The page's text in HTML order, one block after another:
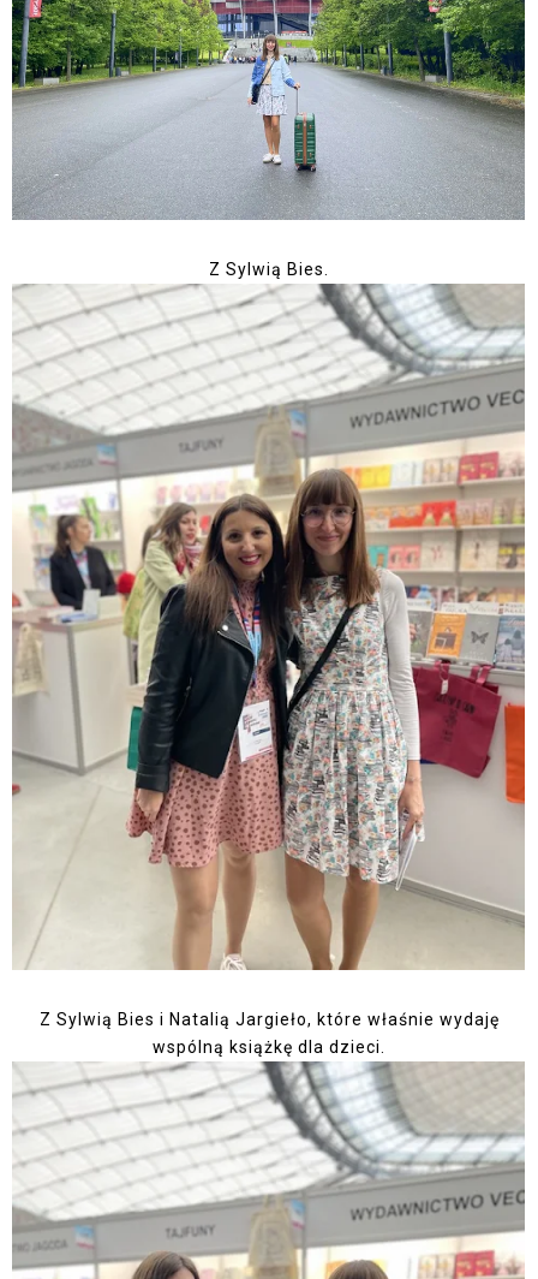
Z Sylwią Bies.
Z Sylwią Bies i Natalią Jargieło, które właśnie wydaję
wspólną książkę dla dzieci.